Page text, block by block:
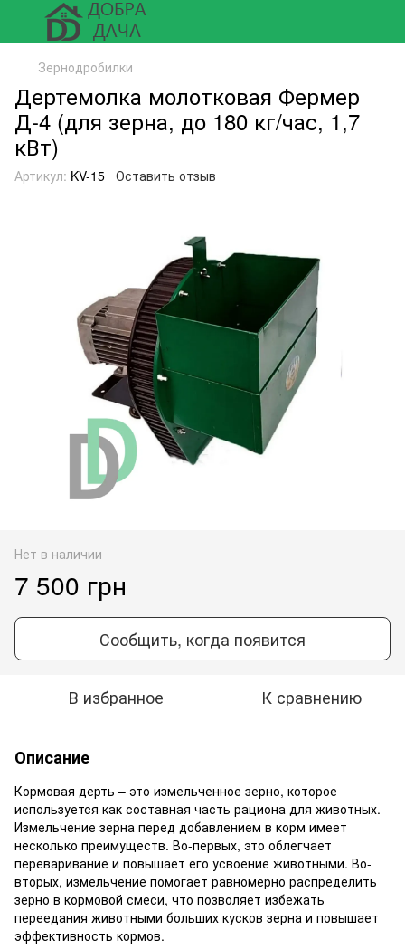
Зернодробилки
Дертемолка молотковая Фермер
Д-4 (для зерна, до 180 кг/час, 1,7
кВт)
Артикул: KV-15 Оставить отзыв
Нет в наличии
7 500 грн
Сообщить, когда появится
В избранное К сравнению
Описание
Кормовая дерть – это измельченное зерно, которое
используется как составная часть рациона для животных.
Измельчение зерна перед добавлением в корм имеет
несколько преимуществ. Во-первых, это облегчает
переваривание и повышает его усвоение животными. Во-
вторых, измельчение помогает равномерно распределить
зерно в кормовой смеси, что позволяет избежать
переедания животными больших кусков зерна и повышает
эффективность кормов.